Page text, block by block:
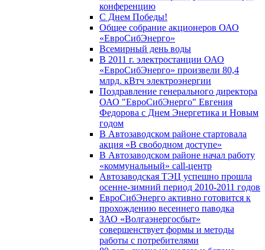
конференцию
С Днем Победы!
Общее собрание акционеров ОАО
«ЕвроСибЭнерго»
Всемирный день воды
В 2011 г. электростанции ОАО
«ЕвроСибЭнерго» произвели 80,4
млрд. кВтч электроэнергии
Поздравление генерального директора
ОАО "ЕвроСибЭнерго" Евгения
Федорова с Днем Энергетика и Новым
годом
В Автозаводском районе стартовала
акция «В свободном доступе»
В Автозаводском районе начал работу
«коммунальный» call-центр
Автозаводская ТЭЦ успешно прошла
осенне-зимний период 2010-2011 годов
ЕвроСибЭнерго активно готовится к
прохождению весеннего паводка
ЗАО «Волгаэнергосбыт»
совершенствует формы и методы
работы с потребителями